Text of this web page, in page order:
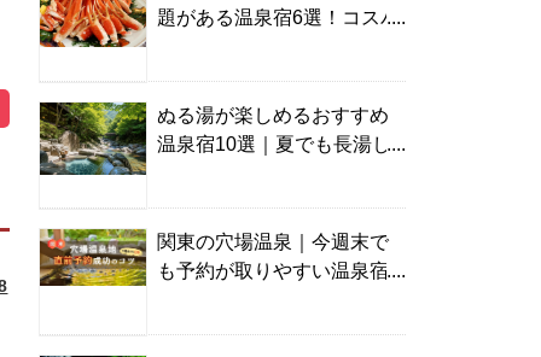
題がある温泉宿6選！コスパ
ぬる湯が楽しめるおすすめ
温泉宿10選｜夏でも長湯し
関東の穴場温泉｜今週末で
も予約が取りやすい温泉宿